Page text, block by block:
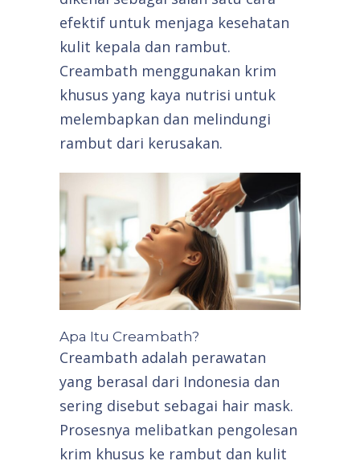
efektif untuk menjaga kesehatan
kulit kepala dan rambut.
Creambath menggunakan krim
khusus yang kaya nutrisi untuk
melembapkan dan melindungi
rambut dari kerusakan.
Apa Itu Creambath?
Creambath adalah perawatan
yang berasal dari Indonesia dan
sering disebut sebagai hair mask.
Prosesnya melibatkan pengolesan
krim khusus ke rambut dan kulit